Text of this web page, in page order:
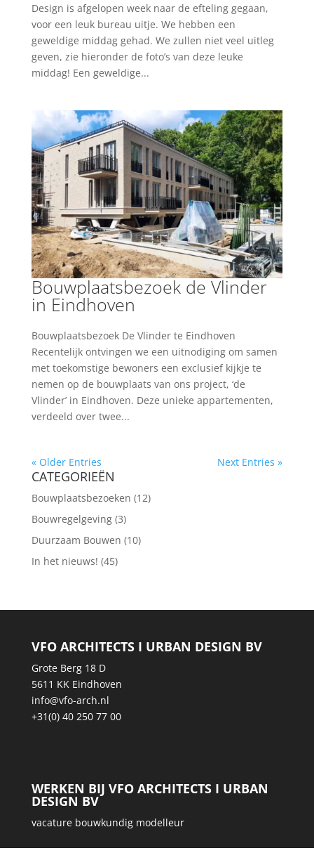
Design is afgelopen week naar de efteling gegaan,
voor een leuk bureau uitje. We hebben een
geweldige middag gehad. We zullen niet veel uitleg
geven, zie hieronder de foto’s van deze leuke
middag! Een geweldige...
Bouwplaatsbezoek de Vlinder
in Eindhoven
Bouwplaatsbezoek De Vlinder te Eindhoven
Recentelijk ontvingen we een uitnodiging om samen
met toekomstige bewoners een exclusief kijkje te
nemen op de bouwplaats van ons project, ‘de
Vlinder’ in Eindhoven. Deze unieke appartementen,
verdeeld over twee...
« Older Entries Next Entries »
CATEGORIEËN
Bouwplaatsbezoeken (12)
Bouwregelgeving(3)
Duurzaam Bouwen (10)
In het nieuws! (45)
VFO ARCHITECTS I URBAN DESIGN BV
Grote Berg 18 D
5611 KK Eindhoven
info@vfo-arch.nl
+31(0) 40 250 77 00
WERKEN BIJ VFO ARCHITECTS I URBAN
DESIGN BV
vacature bouwkundig modelleur